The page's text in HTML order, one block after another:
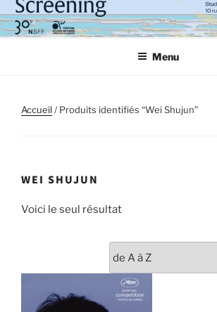
Aller
au
contenu
Menu
Accueil/ Produits identifiés “Wei Shujun”
WEI SHUJUN
Voici le seul résultat